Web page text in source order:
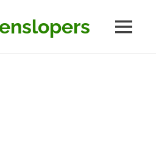
MENU